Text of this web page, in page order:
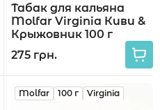
Табак для кальяна
Molfar Virginia Киви &
Крыжовник 100 г
275 грн.
Molfar 100 г Virginia